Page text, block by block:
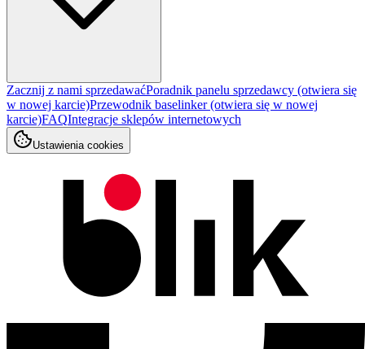
Zacznij z nami sprzedawaćPoradnik panelu sprzedawcy (otwiera się
w nowej karcie)Przewodnik baselinker(otwiera się w nowej
karcie)FAQIntegracje sklepów internetowych
Ustawienia cookies